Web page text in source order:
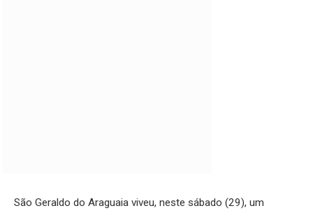
São Geraldo do Araguaia viveu, neste sábado (29), um